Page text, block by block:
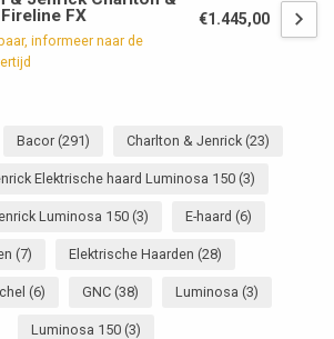
FX
informeer naar de
€1.445,00
Bacor (291) Charlton & Jenrick (23)
Elektrische haard Luminosa 150 (3)
Luminosa 150 (3) E-haard (6)
(7) Elektrische Haarden (28)
(6) GNC (38) Luminosa (3)
Luminosa 150 (3)